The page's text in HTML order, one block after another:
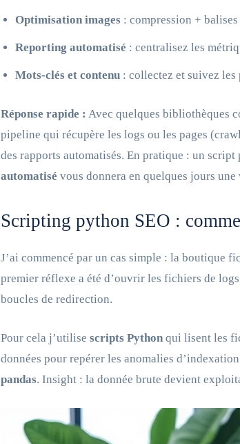
Optimisation images : compression +
Reporting automatisé : centralisez les
Mots-clés et contenu : collectez et suivez
Réponse rapide : Avec quelques bibliothèques
pipeline qui récupère les logs ou les pages
des rapports automatisés. En pratique : un
automatisé vous donnera en quelques jours
Scripting python SEO :
J’ai commencé par un cas simple : la boutique
premier réflexe a été d’ouvrir les fichiers de
boucles de redirection.
Pour cela j’utilise scripts Python qui lisent les
données pour repérer les anomalies
pandas. Insight : la donnée brute devient